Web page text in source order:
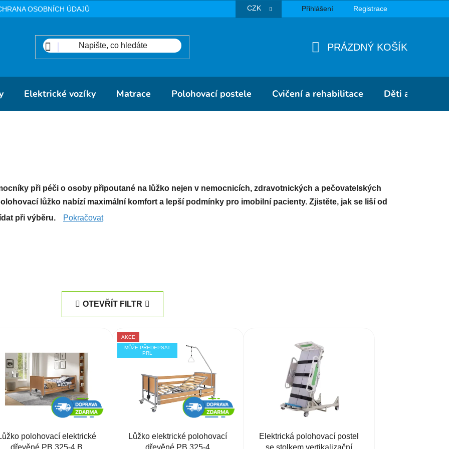
OSOBNÍCH ÚDAJŮ CZK Přihlášení Registrace
PRÁZDNÝ KOŠÍK
Elektrické vozíky Matrace Polohovací postele Cvičení a rehabilitace Děti a školky
při péči o osoby připoutané na lůžko nejen v nemocnicích, zdravotnických a pečovatelských
lůžko nabízí maximální komfort a lepší podmínky pro imobilní pacienty. Zjistěte, jak se liší od
při výběru.
Pokračovat
OTEVŘÍT FILTR
polohovací elektrické
dřevěné PB 325-4 B
AKCE
MŮŽE PŘEDEPSAT
PRL
Lůžko elektrické polohovací
dřevěné PB 325-4
Elektrická polohovací postel
se stolkem vertikalizační